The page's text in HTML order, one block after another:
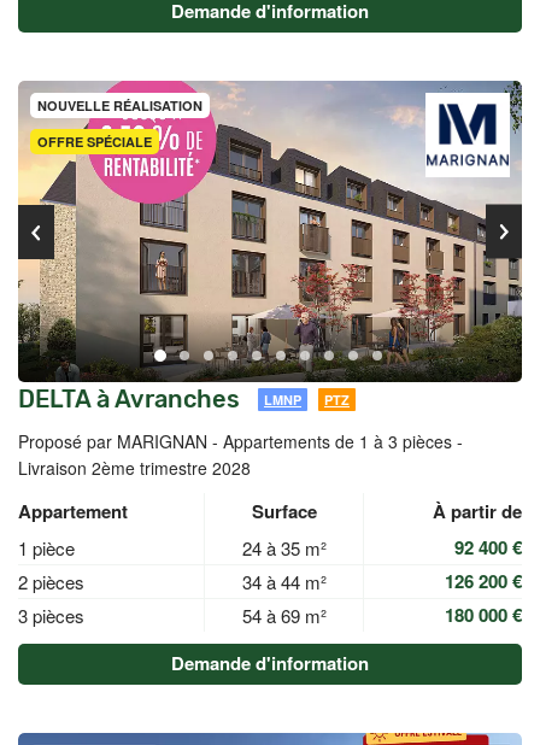
Demande d'information
OFFRE SPÉCIALE
NOUVELLE RÉALISATION
DELTA à Avranches LMNP PTZ
Proposé par MARIGNAN - Appartements de 1 à 3 pièces -
Livraison 2ème trimestre 2028
Appartement Surface À partir de
1 pièce 24 à 35 m² 92 400 €
2 pièces 34 à 44 m² 126 200 €
3 pièces 54 à 69 m²
180 000 €
Demande d'information